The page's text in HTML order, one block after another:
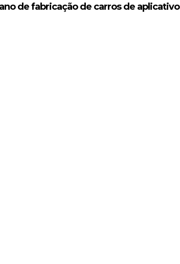
de fabricação de carros de aplicativo